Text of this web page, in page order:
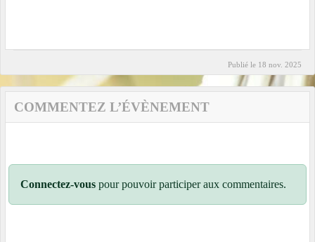
Publié le 18 nov. 2025
COMMENTEZ L’ÉVÈNEMENT
Connectez-vous pour pouvoir participer aux commentaires.